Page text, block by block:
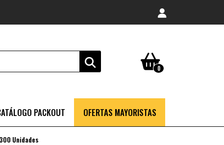
0
PACKOUT OFERTAS MAYORISTAS
Unidades